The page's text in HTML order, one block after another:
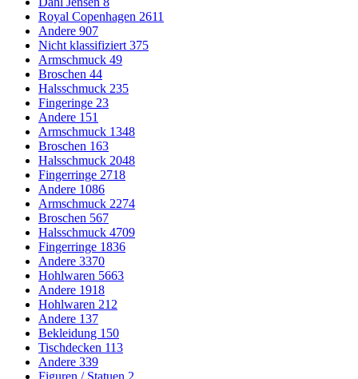
Royal Copenhagen 2611
Andere 907
Nicht klassifiziert 375
Armschmuck 49
Broschen 44
Halsschmuck 235
Fingeringe 23
Andere 151
Armschmuck 1348
Broschen 163
Halsschmuck 2048
Fingerringe 2718
Andere 1086
Armschmuck 2274
Broschen 567
Halsschmuck 4709
Fingerringe 1836
Andere 3370
Hohlwaren 5663
Andere 1918
Hohlwaren 212
Andere 137
Bekleidung 150
Tischdecken 113
Andere 339
Figuren / Statuen 2